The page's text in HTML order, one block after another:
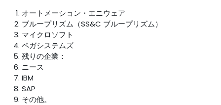
オートメーション・エニウェア
ブループリズム（SS&C ブループリズム）
マイクロソフト
ペガシステムズ
残りの企業：
ニース
IBM
SAP
その他。